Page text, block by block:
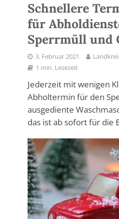
Schnellere
für
Sperrmüll und
3. Februar 2021
1 min. Lesezeit
Jederzeit mit wenigen
Abholtermin für den
ausgediente
das ist ab sofort für die